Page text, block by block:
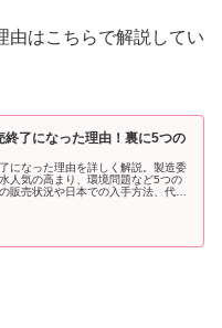
由はこちらで解説してい
終了になった理由！裏に5つの
になった理由を詳しく解説。製造委
人気の高まり、環境問題など5つの
販売状況や日本での入手方法、代替